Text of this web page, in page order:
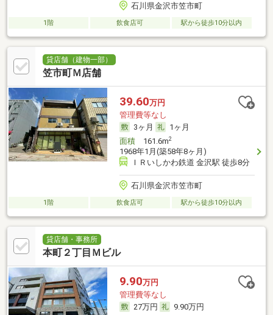
石川県金沢市笠市町
1階 飲食店可 駅から徒歩10分以内
貸店舗（建物一部）
笠市町Ｍ店舗
39.60万円
管理費等なし
3ヶ月
1ヶ月
面積161.6m2
1968年1月(築58年8ヶ月)
ＩＲいしかわ鉄道 金沢駅 徒歩8分
石川県金沢市笠市町
1階 飲食店可 駅から徒歩10分以内
貸店舗・事務所
本町２丁目Ｍビル
9.90万円
管理費等なし
27万円
9.90万円